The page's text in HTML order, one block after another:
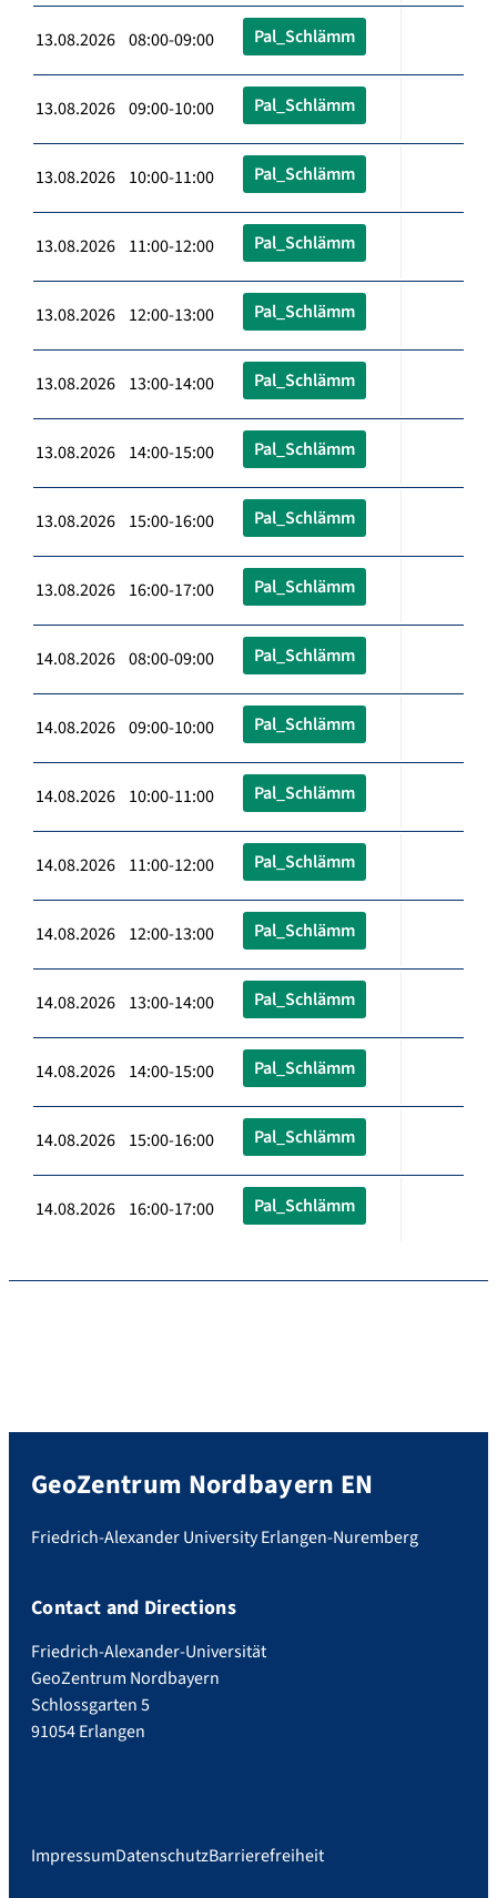
13.08.2026 08:00-09:00 Pal_Schlämm
13.08.2026 09:00-10:00 Pal_Schlämm
13.08.2026 10:00-11:00 Pal_Schlämm
13.08.2026 11:00-12:00 Pal_Schlämm
13.08.2026 12:00-13:00 Pal_Schlämm
13.08.2026 13:00-14:00 Pal_Schlämm
13.08.2026 14:00-15:00 Pal_Schlämm
13.08.2026 15:00-16:00 Pal_Schlämm
13.08.2026 16:00-17:00 Pal_Schlämm
14.08.2026 08:00-09:00 Pal_Schlämm
14.08.2026 09:00-10:00 Pal_Schlämm
14.08.2026 10:00-11:00 Pal_Schlämm
14.08.2026 11:00-12:00 Pal_Schlämm
14.08.2026 12:00-13:00 Pal_Schlämm
14.08.2026 13:00-14:00 Pal_Schlämm
14.08.2026 14:00-15:00 Pal_Schlämm
14.08.2026 15:00-16:00 Pal_Schlämm
14.08.2026 16:00-17:00 Pal_Schlämm
GeoZentrum Nordbayern EN
Friedrich-Alexander University Erlangen-Nuremberg
Contact and Directions
Friedrich-Alexander-Universität
GeoZentrum Nordbayern
Schlossgarten 5
91054 Erlangen
ImpressumDatenschutzBarrierefreiheit